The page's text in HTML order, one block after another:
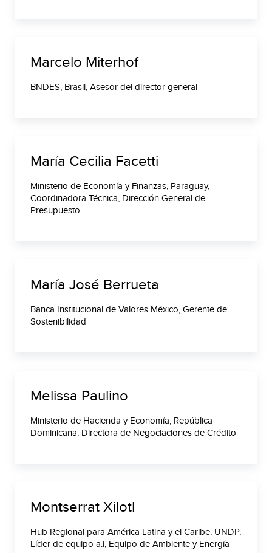
Marcelo Miterhof
BNDES, Brasil, Asesor del director general
María Cecilia Facetti
Ministerio de Economía y Finanzas, Paraguay,
Coordinadora Técnica, Dirección General de
Presupuesto
María José Berrueta
Banca Institucional de Valores México, Gerente de
Sostenibilidad
Melissa Paulino
Ministerio de Hacienda y Economía, República
Dominicana, Directora de Negociaciones de Crédito
Montserrat Xilotl
Hub Regional para América Latina y el Caribe, UNDP,
Líder de equipo a.i, Equipo de Ambiente y Energía